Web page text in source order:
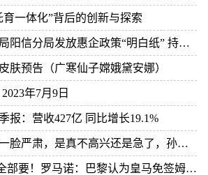
育一体化”背后的创新与探索
局发放惠企政策“明白纸” 持续优化全县营商环境
肤预告（广寒仙子嫦娥黛安娜）
年7月9日
报：营收427亿 同比增长19.1%
肃，是真不高兴还是急了，孙颖莎还有辩解
！罗马诺：巴黎认为皇马免签姆巴佩达成协议